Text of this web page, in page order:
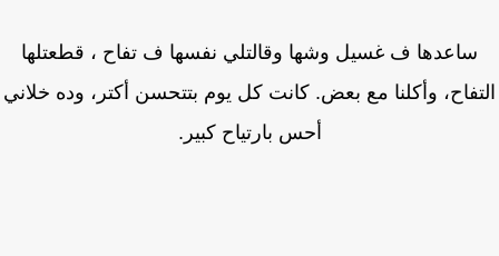
ساعدها ف غسيل وشها وقالتلي نفسها ف تفاح ، قطعتلها
وأكلنا مع بعض. كانت كل يوم بتتحسن أكتر، وده خلاني
أحس بارتياح كبير.